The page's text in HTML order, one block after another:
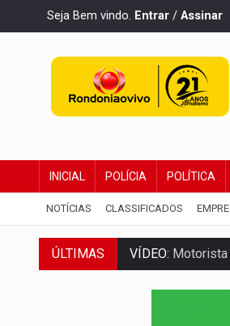
Seja Bem vindo. Entrar / Assinar
INICIAL POLÍCIA POLÍTICA
NOTÍCIAS CLASSIFICADOS
ÚLTIMAS
Seis